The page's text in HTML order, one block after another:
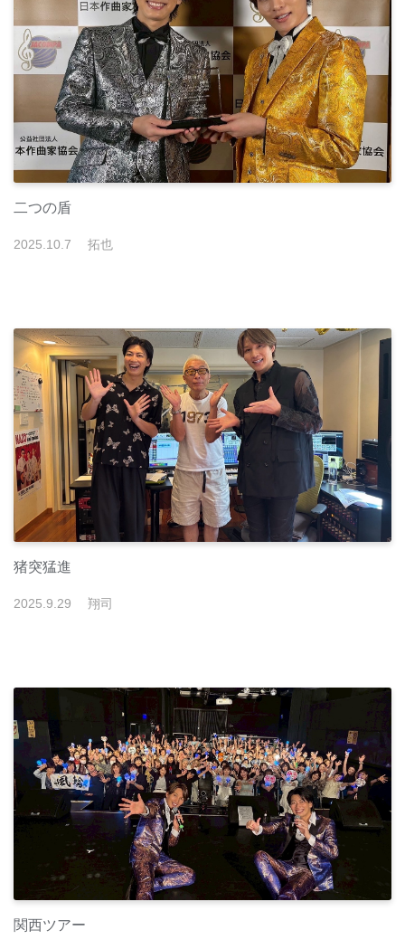
二つの盾
2025.10.7 拓也
猪突猛進
2025 9 29 翔司
関西ツアー